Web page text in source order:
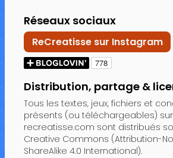
Réseaux sociaux
ReCreatisse sur Instagram
Distribution, partage &
Tous les textes, jeux, fichiers et
présents (ou téléchargeables)
recreatisse.com sont distribués
Creative Commons (Attribution-
ShareAlike 4.0 International).